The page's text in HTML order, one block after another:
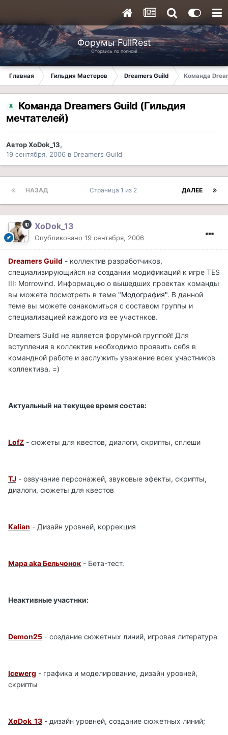
Форумы FullRest
Оторвись по полной!
Главная Гильдия Мастеров Dreamers Guild Команда
Команда Dreamers Guild (Гильдия
мечтателей)
АвторXoDok_13,
19 сентября, 2006 в Dreamers Guild
НАЗАД ДАЛЕЕ
Страница 1 из 2
XoDok_13
Опубликовано 19 сентября, 2006
Dreamers Guild - коллектив разработчиков,
специализирующийся на создании модификаций к игре TES
III: Morrowind. Информацию о вышедших проектах команды
вы можете посмотреть в теме "Модография". В данной
теме вы можете ознакомиться с составом группы и
специализацией каждого из ее участнков.
Dreamers Guild не является форумной группой! Для
вступления в коллектив необходимо проявить себя в
командной работе и заслужить уважение всех участников
коллектива. =)
Актуальный на текущее время состав:
LofZ - сюжеты для квестов, диалоги, скрипты, сплеши
TJ - озвучание персонажей, звуковые эфекты, скрипты,
диалоги, сюжеты для квестов
Kalian - Дизайн уровней, коррекция
Мара aka Бельчонок - Бета-тест.
Неактивные участнки:
Demon25 - создание сюжетных линий, игровая литература
Icewerg - графика и моделирование, дизайн уровней,
скрипты
XoDok_13 - дизайн уровней, создание сюжетных линий;